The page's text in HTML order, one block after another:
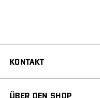
KONTAKT
ÜBER DEN SHOP